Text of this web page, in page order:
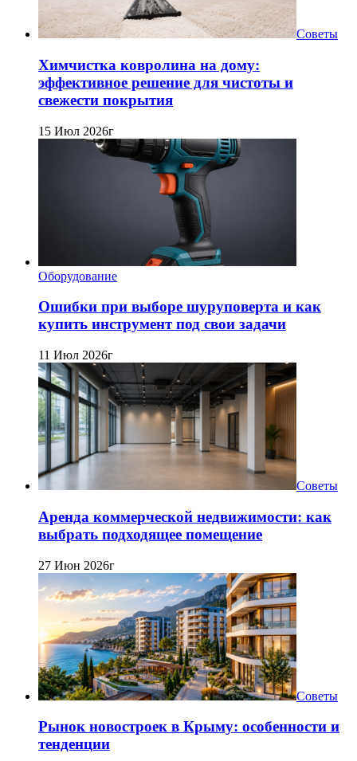
Советы
Химчистка ковролина на дому:
эффективное решение для чистоты и
свежести покрытия
15 Июл 2026г
Оборудование
Ошибки при выборе шуруповерта и как
купить инструмент под свои задачи
11 Июл 2026г
Советы
Аренда коммерческой недвижимости: как
выбрать подходящее помещение
27 Июн 2026г
Советы
Рынок новостроек в Крыму: особенности и
тенденции